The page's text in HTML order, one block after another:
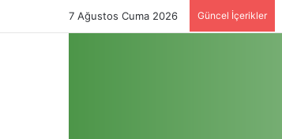
7 Ağustos Cuma 2026 Güncel İçerikler